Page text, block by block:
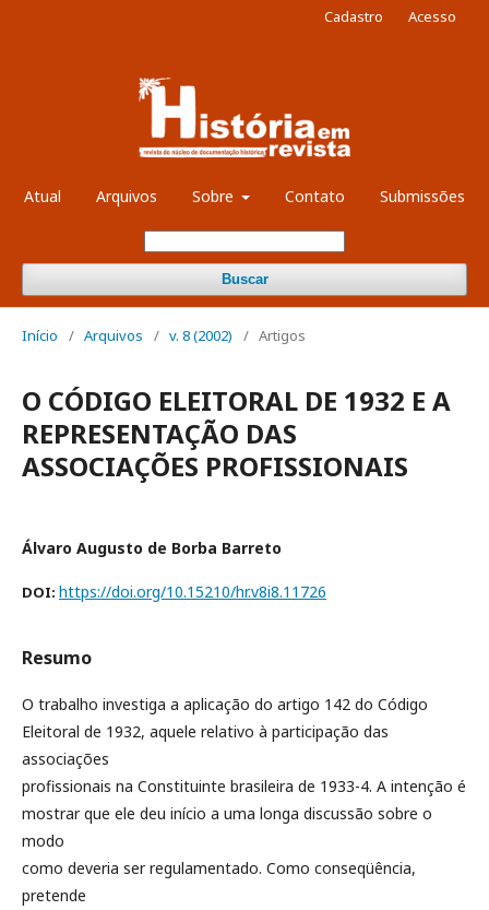
Atual Arquivos Sobre Contato Submissões
Buscar
Cadastro Acesso
Início / Arquivos / v. 8 (2002) / Artigos
O CÓDIGO ELEITORAL DE 1932 E A
REPRESENTAÇÃO DAS
ASSOCIAÇÕES PROFISSIONAIS
Álvaro Augusto de Borba Barreto
DOI: https://doi.org/10.15210/hr.v8i8.11726
Resumo
O trabalho investiga a aplicação do artigo 142 do Código
Eleitoral de 1932, aquele relativo à participação das
associações
profissionais na Constituinte brasileira de 1933-4. A intenção é
mostrar que ele deu início a uma longa discussão sobre o
modo
como deveria ser regulamentado. Como conseqüência,
pretende